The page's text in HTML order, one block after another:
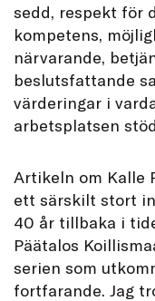
sedd, respekt för
kompetens,
närvarande,
beslutsfattande
värderingar i
arbetsplatsen
Artikeln om Kalle
ett särskilt stort
40 år tillbaka i
Päätalos
serien som
fortfarande. Jag